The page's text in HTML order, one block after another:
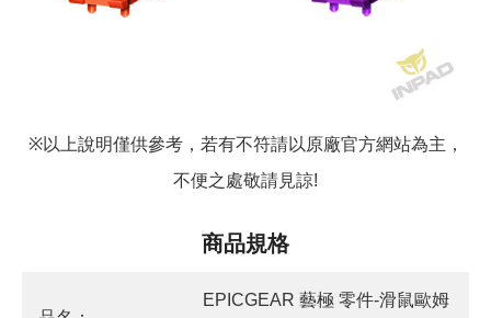
※以上說明僅供參考，若有不符請以原廠官方網站為主，
不便之處敬請見諒!
商品規格
EPICGEAR 藝極 零件-滑鼠歐姆